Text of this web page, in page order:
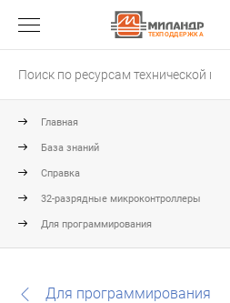
ТЕХПОДДЕРЖКА
Главная
База знаний
Справка
32-разрядные микроконтроллеры
Для программирования
Для программирования